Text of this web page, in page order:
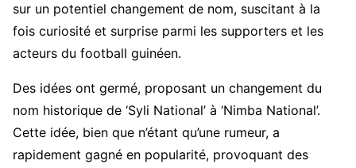
sur un potentiel changement de nom, suscitant à la
fois curiosité et surprise parmi les supporters et les
acteurs du football guinéen.
Des idées ont germé, proposant un changement du
nom historique de ‘Syli National’ à ‘Nimba National’.
Cette idée, bien que n’étant qu’une rumeur, a
rapidement gagné en popularité, provoquant des